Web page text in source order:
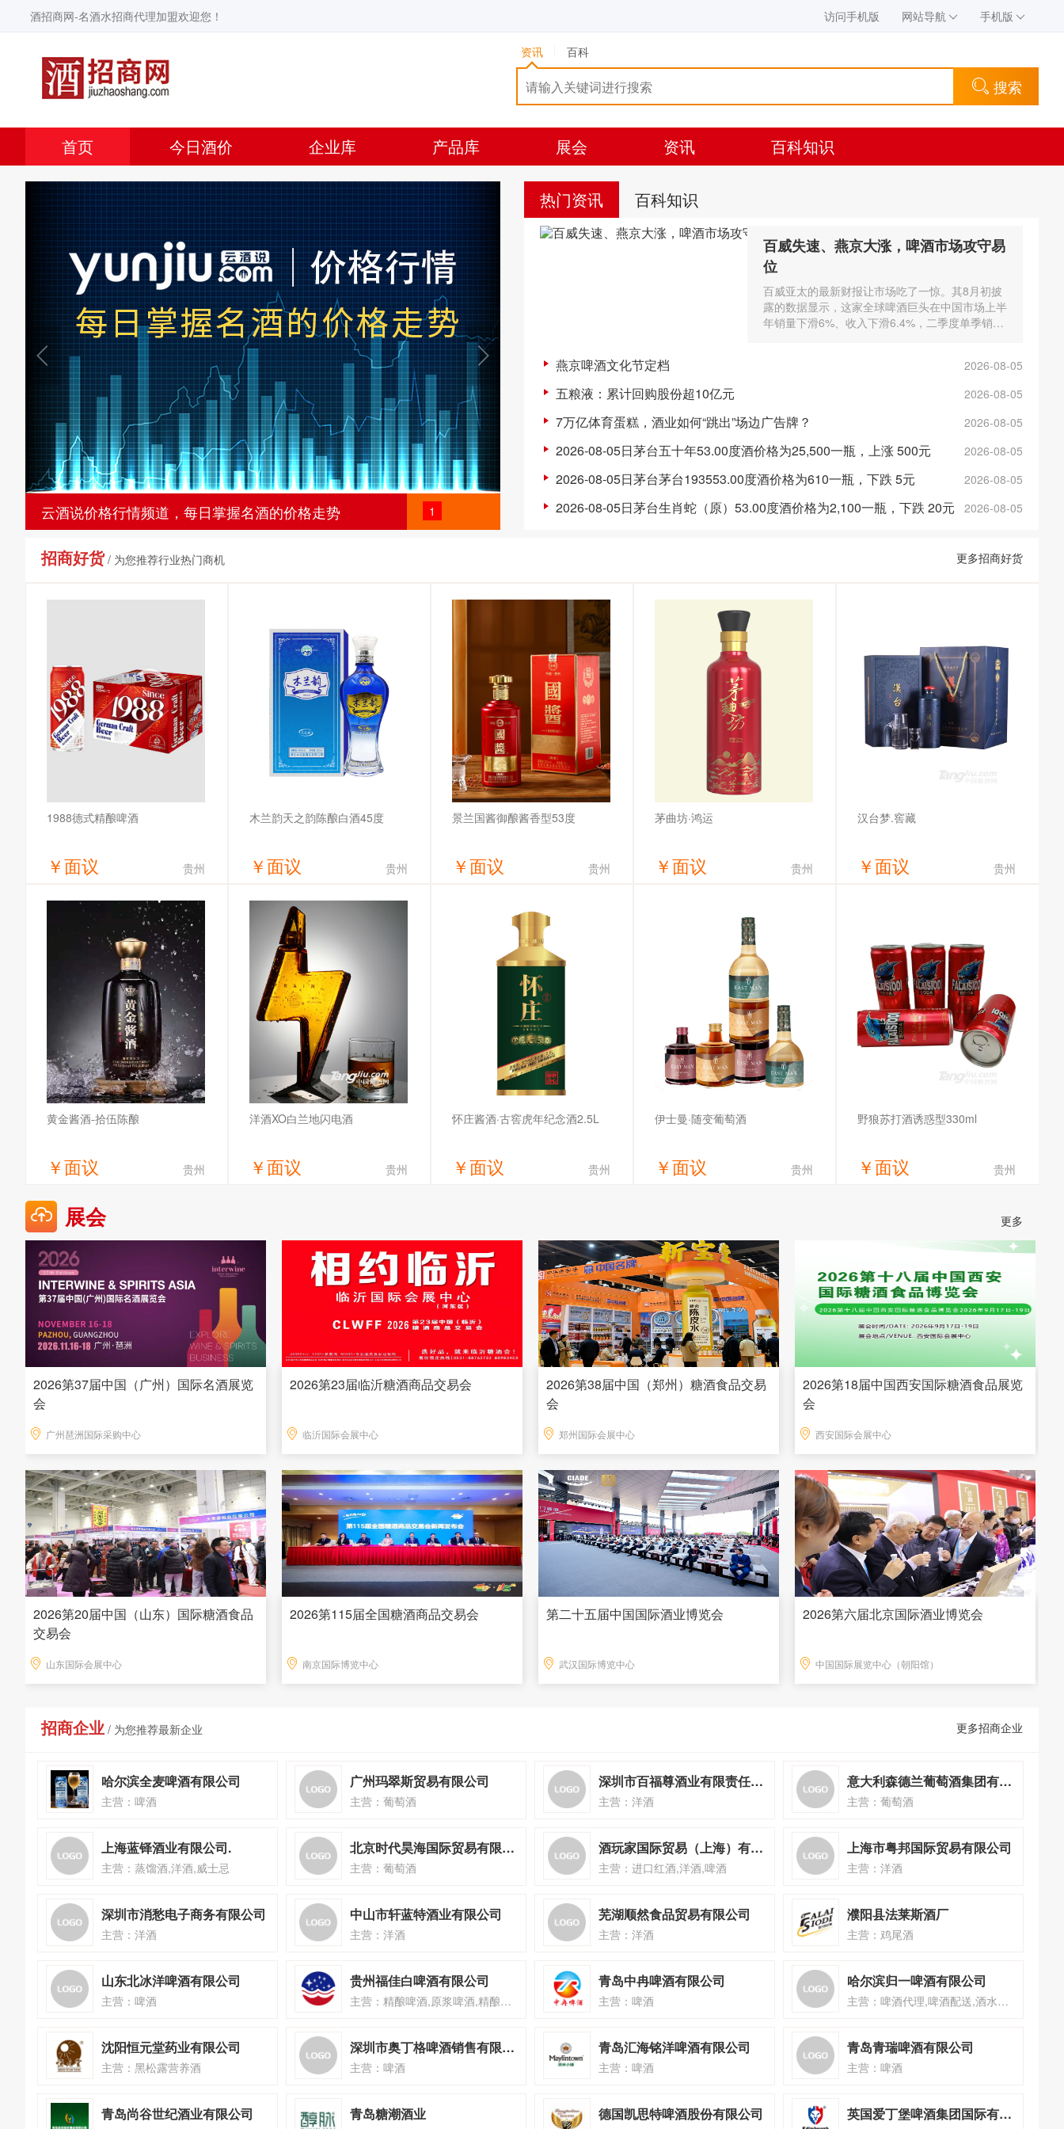
酒招商网-名酒水招商代理加盟欢迎您！ 访问手机版 网站导航 手机版
资讯 百科
搜索
首页 今日酒价 企业库 产品库 展会 资讯 百科知识
1
云酒说价格行情频道，每日掌握名酒的价格走势
热门资讯 百科知识
百威失速、燕京大涨，啤酒市场攻守易
位
百威亚太的最新财报让市场吃了一惊。其8月初披
露的数据显示，这家全球啤酒巨头在中国市场上半
年销量下滑6%、收入下滑6.4%，二季度单季销量
2026-08-05
燕京啤酒文化节定档
2026-08-05
五粮液：累计回购股份超10亿元
2026-08-05
7万亿体育蛋糕，酒业如何“跳出”场边广告牌？
2026-08-05
2026-08-05日茅台五十年53.00度酒价格为25,500一瓶，上涨 500元
2026-08-05
2026-08-05日茅台茅台193553.00度酒价格为610一瓶，下跌 5元
2026-08-05
2026-08-05日茅台生肖蛇（原）53.00度酒价格为2,100一瓶，下跌 20元
招商好货/ 为您推荐行业热门商机 更多招商好货
1988德式精酿啤酒
￥面议 贵州
获取底价
哈尔滨全麦啤酒有限公司
木兰韵天之韵陈酿白酒45度
￥面议 贵州
获取底价
湖北木兰韵酒业有限公司
景兰国酱御酿酱香型53度
￥面议 贵州
贵州汉酱台酒业有限公司
茅曲坊·鸿运
￥面议 贵州
贵州省仁怀市茅台镇传统酒业有限公
汉台梦.窖藏
￥面议 贵州
黄金酱酒-拾伍陈酿
￥面议 贵州
贵州省仁怀市黄金酒业股份有限公司
洋酒XO白兰地闪电酒
￥面议 贵州
怀庄酱酒·古窖虎年纪念酒2.5L
￥面议 贵州
伊士曼·随变葡萄酒
￥面议 贵州
野狼苏打酒诱惑型330ml
￥面议 贵州
展会 更多
2026第37届中国（广州）国际名酒展览
会
广州琶洲国际采购中心
2026第23届临沂糖酒商品交易会
临沂国际会展中心
2026第38届中国（郑州）糖酒食品交易
会
郑州国际会展中心
2026第18届中国西安国际糖酒食品展览
会
西安国际会展中心
2026第20届中国（山东）国际糖酒食品
交易会
山东国际会展中心
2026第115届全国糖酒商品交易会
南京国际博览中心
第二十五届中国国际酒业博览会
武汉国际博览中心
2026第六届北京国际酒业博览会
中国国际展览中心（朝阳馆）
招商企业 / 为您推荐最新企业 更多招商企业
哈尔滨全麦啤酒有限公司
主营：啤酒
广州玛翠斯贸易有限公司
主营：葡萄酒
深圳市百福尊酒业有限责任公司
主营：洋酒
意大利森德兰葡萄酒集团有限公司
主营：葡萄酒
上海蓝铎酒业有限公司.
主营：蒸馏酒,洋酒,威士忌
北京时代昊海国际贸易有限公司
主营：葡萄酒
酒玩家国际贸易（上海）有限公司
主营：进口红酒,洋酒,啤酒
上海市粤邦国际贸易有限公司
主营：洋酒
深圳市消愁电子商务有限公司
主营：洋酒
中山市轩蓝特酒业有限公司
主营：洋酒
芜湖顺然食品贸易有限公司
主营：洋酒
濮阳县法莱斯酒厂
主营：鸡尾酒
山东北冰洋啤酒有限公司
主营：啤酒
贵州福佳白啤酒有限公司
主营：精酿啤酒,原浆啤酒,精酿啤酒王
青岛中冉啤酒有限公司
主营：啤酒
哈尔滨归一啤酒有限公司
主营：啤酒代理,啤酒配送,酒水服务
沈阳恒元堂药业有限公司
主营：黑松露营养酒
深圳市奥丁格啤酒销售有限公司
主营：啤酒
青岛汇海铭洋啤酒有限公司
主营：啤酒
青岛青瑞啤酒有限公司
主营：啤酒
青岛尚谷世纪酒业有限公司 青岛糖潮酒业 德国凯思特啤酒股份有限公司 英国爱丁堡啤酒集团国际有限公司